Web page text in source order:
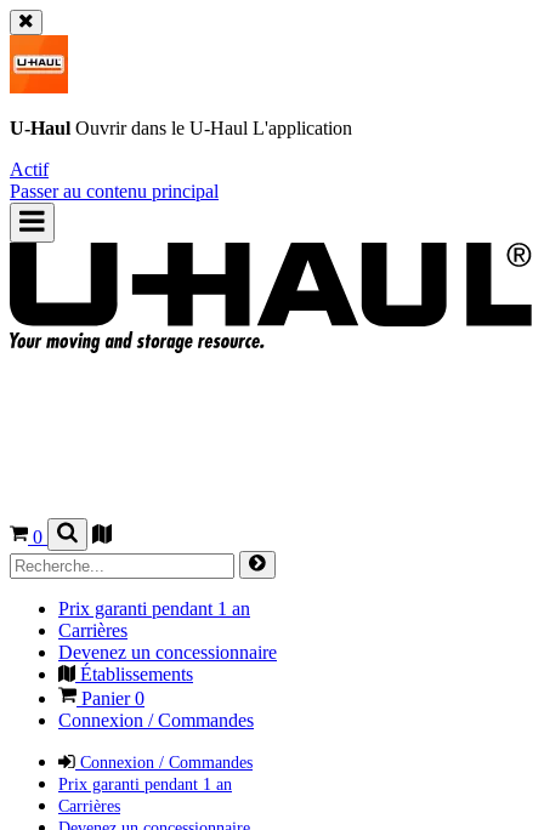
U-Haul Ouvrir dans le U-Haul L'application
Actif
Passer au contenu principal
0
Prix garanti pendant 1 an
Carrières
Devenez un concessionnaire
Établissements
Panier0
Connexion / Commandes
Connexion / Commandes
Prix garanti pendant 1 an
Carrières